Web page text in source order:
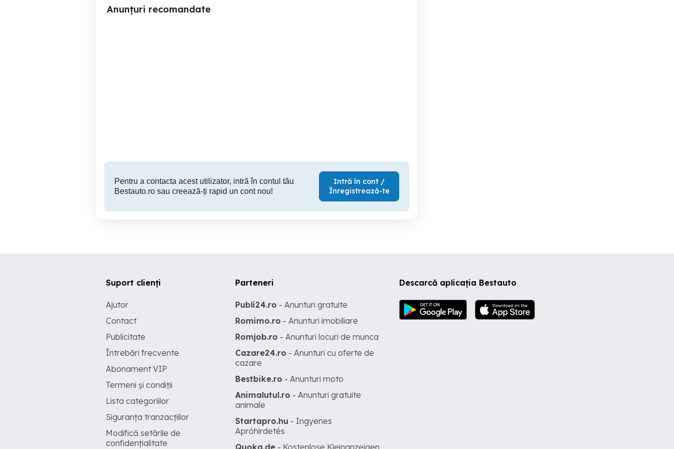
Anunțuri recomandate
Pentru a contacta acest utilizator, intră în contul tău
Bestauto.ro sau creează-ți rapid un cont nou!
Intră în cont /
Înregistrează-te
Descarcă aplicația Bestauto
Suport clienți
Ajutor
Contact
Publicitate
Întrebări frecvente
Abonament VIP
Termeni și condiții
Lista categoriilor
Siguranța tranzacțiilor
Modifică setările de
confidențialitate
Parteneri
Publi24.ro - Anunturi gratuite
Romimo.ro - Anunturi imobiliare
Romjob.ro - Anunturi locuri de munca
Cazare24.ro - Anunturi cu oferte de
cazare
Bestbike.ro - Anunturi moto
Animalutul.ro - Anunturi gratuite
animale
Startapro.hu - Ingyenes
Apróhirdetés
Quoka.de - Kostenlose Kleinanzeigen